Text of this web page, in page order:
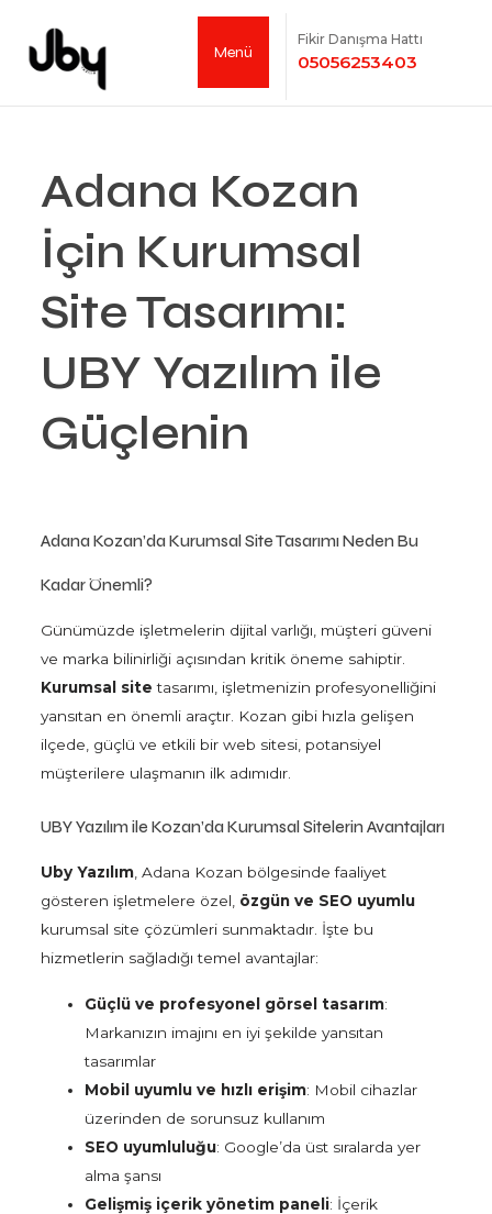
Menü
Fikir Danışma Hattı
05056253403
Adana Kozan
İçin Kurumsal
Site Tasarımı:
UBY Yazılım ile
Güçlenin
Adana Kozan’da Kurumsal Site Tasarımı Neden Bu
Kadar Önemli?
Günümüzde işletmelerin dijital varlığı, müşteri güveni
ve marka bilinirliği açısından kritik öneme sahiptir.
Kurumsal site tasarımı, işletmenizin profesyonelliğini
yansıtan en önemli araçtır. Kozan gibi hızla gelişen
ilçede, güçlü ve etkili bir web sitesi, potansiyel
müşterilere ulaşmanın ilk adımıdır.
UBY Yazılım ile Kozan’da Kurumsal Sitelerin Avantajları
Uby Yazılım , Adana Kozan bölgesinde faaliyet
gösteren işletmelere özel, özgün ve SEO uyumlu
kurumsal site çözümleri sunmaktadır. İşte bu
hizmetlerin sağladığı temel avantajlar:
Güçlü ve profesyonel görsel tasarım:
Markanızın imajını en iyi şekilde yansıtan
tasarımlar
Mobil uyumlu ve hızlı erişim: Mobil cihazlar
üzerinden de sorunsuz kullanım
SEO uyumluluğu: Google’da üst sıralarda yer
alma şansı
Gelişmiş içerik yönetim paneli: İçerik